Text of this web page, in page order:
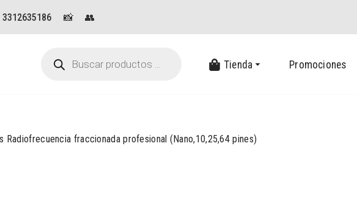
3312635186📸 👥
Tienda Promociones
Radiofrecuencia fraccionada profesional (Nano,10,25,64 pines)